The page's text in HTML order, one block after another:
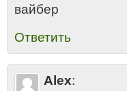
вайбер
Ответить
Alex: